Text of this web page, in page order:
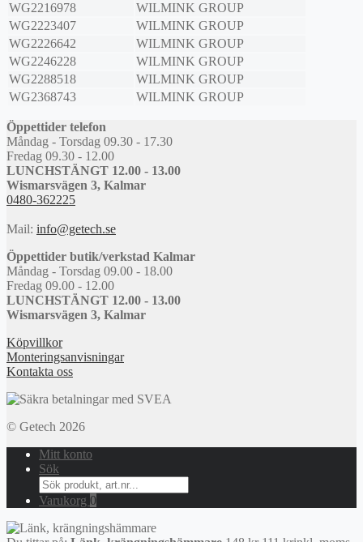
WG2216978
WILMINK GROUP
WG2223407
WILMINK GROUP
WG2226642
WILMINK GROUP
WG2246228
WILMINK GROUP
WG2288518
WILMINK GROUP
WG2368743
WILMINK GROUP
Öppettider telefon
Måndag - Torsdag 09.30 - 17.30
Fredag 09.30 - 12.00
LUNCHSTÄNGT 12.00 - 13.00
Wismarsvägen 3, Kalmar
0480-362225
Mail: info@getech.se
Öppettider butik/verkstad Kalmar
Måndag - Torsdag 09.00 - 18.00
Fredag 09.00 - 12.00
LUNCHSTÄNGT 12.00 - 13.00
Wismarsvägen 3, Kalmar
Köpvillkor
Monteringsanvisningar
Kontakta oss
© Getech 2026
Mitt konto
Sök
Search
for:
Varukorg 0